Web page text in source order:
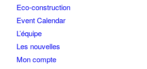
Eco-construction
Event Calendar
L’équipe
Les nouvelles
Mon compte